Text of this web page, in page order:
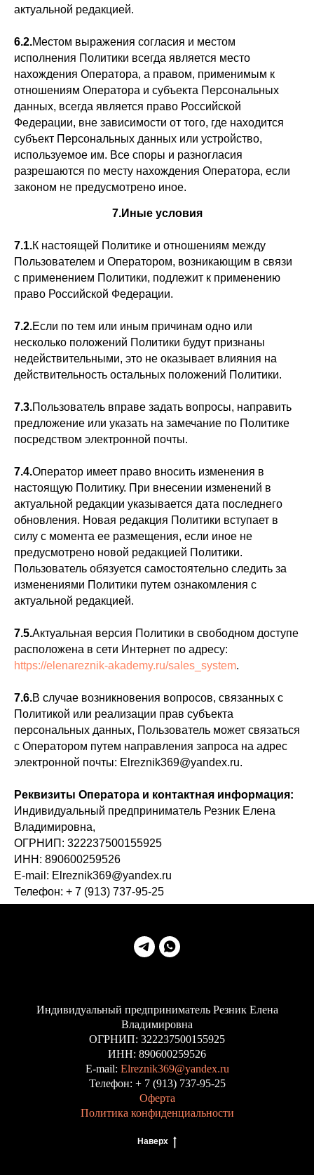
актуальной редакцией.
6.2.Местом выражения согласия и местом
исполнения Политики всегда является место
нахождения Оператора, а правом, применимым к
отношениям Оператора и субъекта Персональных
данных, всегда является право Российской
Федерации, вне зависимости от того, где находится
субъект Персональных данных или устройство,
используемое им. Все споры и разногласия
разрешаются по месту нахождения Оператора, если
законом не предусмотрено иное.
7.Иные условия
7.1.К настоящей Политике и отношениям между
Пользователем и Оператором, возникающим в связи
с применением Политики, подлежит к применению
право Российской Федерации.
7.2.Если по тем или иным причинам одно или
несколько положений Политики будут признаны
недействительными, это не оказывает влияния на
действительность остальных положений Политики.
7.3.Пользователь вправе задать вопросы, направить
предложение или указать на замечание по Политике
посредством электронной почты.
7.4.Оператор имеет право вносить изменения в
настоящую Политику. При внесении изменений в
актуальной редакции указывается дата последнего
обновления. Новая редакция Политики вступает в
силу с момента ее размещения, если иное не
предусмотрено новой редакцией Политики.
Пользователь обязуется самостоятельно следить за
изменениями Политики путем ознакомления с
актуальной редакцией.
7.5.Актуальная версия Политики в свободном доступе
расположена в сети Интернет по адресу:
https://elenareznik-akademy.ru/sales_system.
7.6.В случае возникновения вопросов, связанных с
Политикой или реализации прав субъекта
персональных данных, Пользователь может связаться
с Оператором путем направления запроса на адрес
электронной почты: Elreznik369@yandex.ru.
Реквизиты Оператора и контактная информация:
Индивидуальный предприниматель Резник Елена
Владимировна,
ОГРНИП: 322237500155925
ИНН: 890600259526
E-mail: Elreznik369@yandex.ru
Телефон: + 7 (913) 737-95-25
Индивидуальный предприниматель Резник Елена
Владимировна
ОГРНИП: 322237500155925
ИНН: 890600259526
E-mail: Elreznik369@yandex.ru
Телефон: + 7 (913) 737-95-25
Оферта
Политика конфиденциальности
Наверх